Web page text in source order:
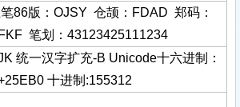
86版：OJSY 仓颉：FDAD 郑码：
笔划：43123425111234
统一汉字扩充-B Unicode十六进制：
十进制:155312